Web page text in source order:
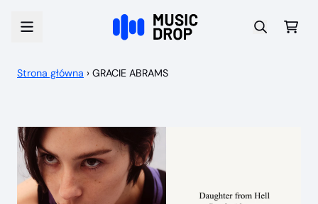
Strona główna › GRACIE ABRAMS